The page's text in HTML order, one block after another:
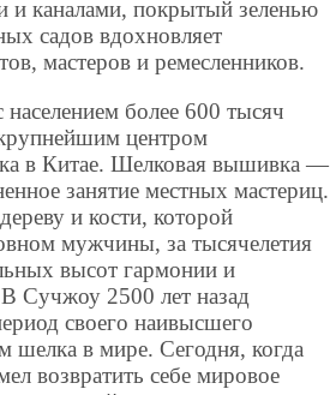
и каналами, покрытый зеленью
садов вдохновляет
мастеров и ремесленников.
более 600 тысяч
центром
в Китае. Шелковая вышивка —
занятие местных мастериц.
и кости, которой
мужчины, за тысячелетия
высот гармонии и
Сучжоу 2500 лет назад
своего наивысшего
шелка в мире. Сегодня, когда
возвратить себе мировое